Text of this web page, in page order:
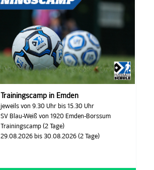
Trainingscamp in Emden
jeweils von 9.30 Uhr bis 15.30 Uhr
SV Blau-Weiß von 1920 Emden-Borssum
Trainingscamp (2 Tage)
29.08.2026 bis 30.08.2026 (2 Tage)